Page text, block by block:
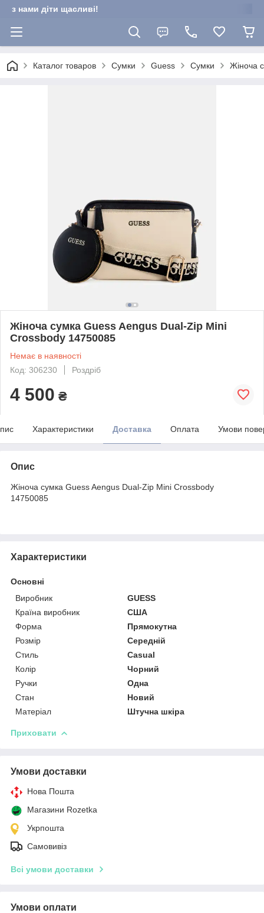
з нами діти щасливі!
Каталог товаров Сумки Guess Сумки Жіноча
Жіноча сумка Guess Aengus Dual-Zip Mini
Crossbody 14750085
Немає в наявності
Код: 306230
Роздріб
4 500 ₴
Характеристики Доставка Оплата Умови
Опис
Жіноча сумка Guess Aengus Dual-Zip Mini Crossbody
14750085
Характеристики
Основні
Виробник
GUESS
Країна виробник
США
Форма
Прямокутна
Розмір
Середній
Стиль
Casual
Колір
Чорний
Ручки
Одна
Стан
Новий
Матеріал
Штучна шкіра
Приховати
Умови доставки
Нова Пошта
Магазини Rozetka
Укрпошта
Самовивіз
Всі умови доставки
Умови оплати